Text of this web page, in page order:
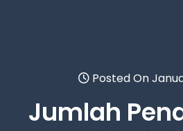
Posted On
Jumlah